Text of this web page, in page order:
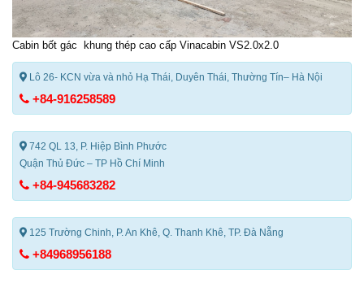
Cabin bốt gác khung thép cao cấp Vinacabin VS2.0x2.0
Lô 26- KCN vừa và nhỏ Hạ Thái, Duyên Thái, Thường Tín– Hà Nội
+84-916258589
742 QL 13, P. Hiệp Bình Phước
Quận Thủ Đức – TP Hồ Chí Minh
+84-945683282
125 Trường Chinh, P. An Khê, Q. Thanh Khê, TP. Đà Nẵng
+84968956188